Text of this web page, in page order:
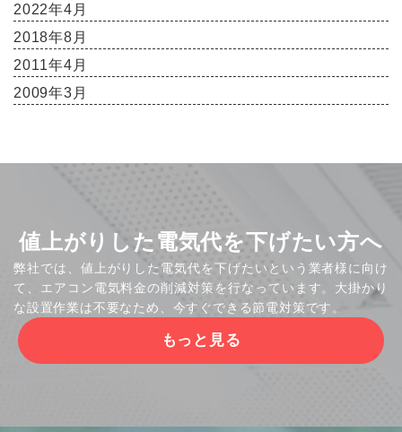
2022年4月
2018年8月
2011年4月
2009年3月
値上がりした電気代を下げたい方へ
弊社では、値上がりした電気代を下げたいという業者様に向け
て、エアコン電気料金の削減対策を行なっています。大掛かり
な設置作業は不要なため、今すぐできる節電対策です。
もっと見る